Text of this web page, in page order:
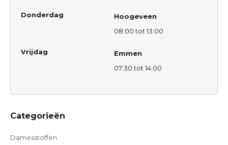
Donderdag
Hoogeveen
08:00 tot 13:00
Vrijdag
Emmen
07:30 tot 14:00
Categorieën
Damesstoffen